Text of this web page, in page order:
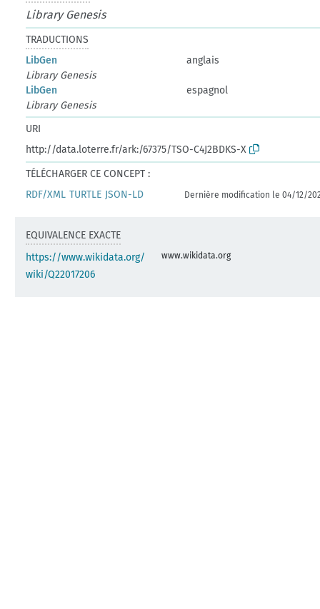
Library Genesis
TRADUCTIONS
LibGen
anglais
Library Genesis
LibGen
espagnol
Library Genesis
URI
http://data.loterre.fr/ark:/67375/TSO-C4J2BDKS-X
TÉLÉCHARGER CE CONCEPT :
RDF/XML TURTLE JSON-LD Dernière modification le 04/12/
EQUIVALENCE EXACTE
https://www.wikidata.org/
wiki/Q22017206
www.wikidata.org